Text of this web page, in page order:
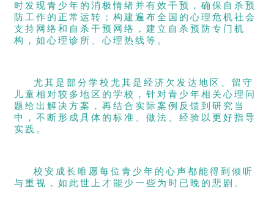
时发现青少年的消极情绪并有效干预，确保自杀预
防工作的正常运转；构建遍布全国的心理危机社会
支持网络和自杀干预网络，建立自杀预防专门机
构，如心理诊所、心理热线等。
尤其是部分学校尤其是经济欠发达地区、留守
儿童相对较多地区的学校，针对青少年相关心理问
题给出解决方案，再结合实际案例反馈到研究当
中，不断形成具体的标准、做法、经验以更好指导
实践。
校安成长唯愿每位青少年的心声都能得到倾听
与重视，如此世上才能少一些为时已晚的悲剧。